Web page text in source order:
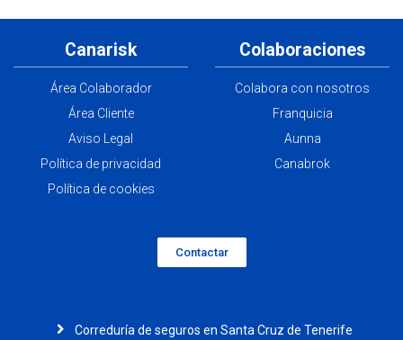
Canarisk
Área Colaborador
Área Cliente
Aviso Legal
Política de privacidad
Política de cookies
Colaboraciones
Colabora con nosotros
Franquicia
Aunna
Canabrok
Contactar
Correduría de seguros en Santa Cruz de Tenerife